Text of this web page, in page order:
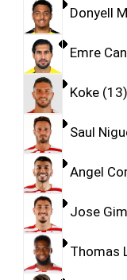
Donyell
Emre Can
Koke 13
Saul
Angel
Jose
Thomas